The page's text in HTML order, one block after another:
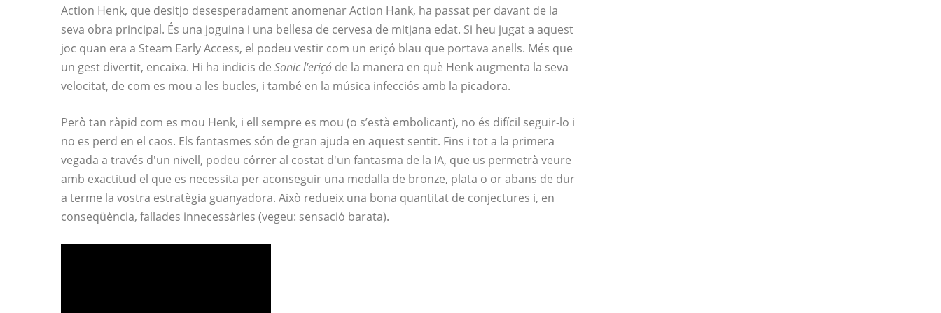
Action Henk, que desitjo desesperadament anomenar Action Hank, ha passat per davant de la
seva obra principal. És una joguina i una bellesa de cervesa de mitjana edat. Si heu jugat a aquest
joc quan era a Steam Early Access, el podeu vestir com un eriçó blau que portava anells. Més que
un gest divertit, encaixa. Hi ha indicis de Sonic l'eriçó de la manera en què Henk augmenta la seva
velocitat, de com es mou a les bucles, i també en la música infecciós amb la picadora.
Però tan ràpid com es mou Henk, i ell sempre es mou (o s’està embolicant), no és difícil seguir-lo i
no es perd en el caos. Els fantasmes són de gran ajuda en aquest sentit. Fins i tot a la primera
vegada a través d'un nivell, podeu córrer al costat d'un fantasma de la IA, que us permetrà veure
amb exactitud el que es necessita per aconseguir una medalla de bronze, plata o or abans de dur
a terme la vostra estratègia guanyadora. Això redueix una bona quantitat de conjectures i, en
conseqüència, fallades innecessàries (vegeu: sensació barata).